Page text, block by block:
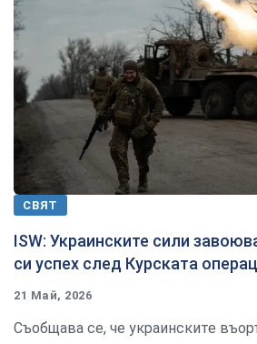
СВЯТ
ISW: Украинските сили
си успех след Курската
21 Май, 2026
Съобщава се, че украинските